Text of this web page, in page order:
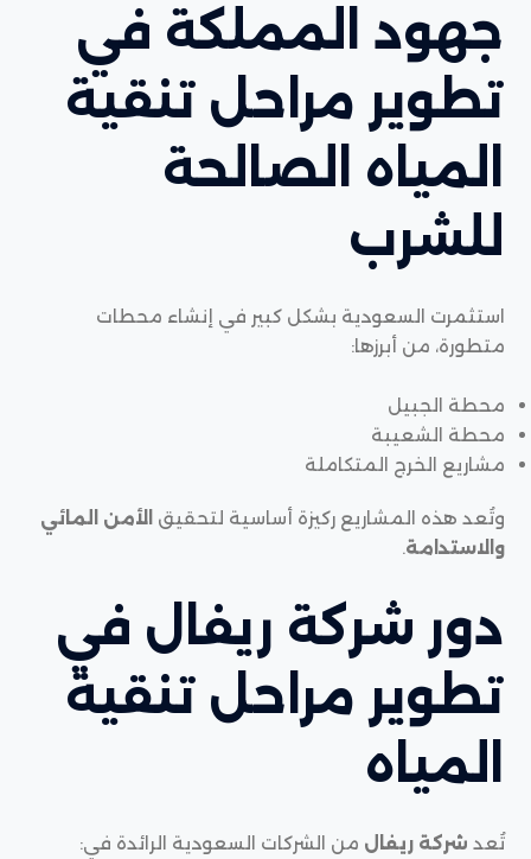
جهود المملكة في
تطوير مراحل تنقية
المياه الصالحة
للشرب
استثمرت السعودية بشكل كبير في إنشاء محطات
متطورة، من أبرزها:
محطة الجبيل
محطة الشعيبة
مشاريع الخرج المتكاملة
وتُعد هذه المشاريع ركيزة أساسية لتحقيق الأمن المائي
والاستدامة.
دور شركة ريفال في
تطوير مراحل تنقية
المياه
تُعد شركة ريفال من الشركات السعودية الرائدة في: